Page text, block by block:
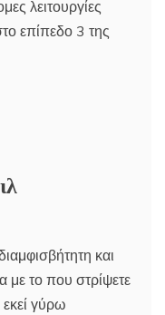
λειτουργίες
επίπεδο 3 της
και
με το που στρίψετε
εκεί γύρω